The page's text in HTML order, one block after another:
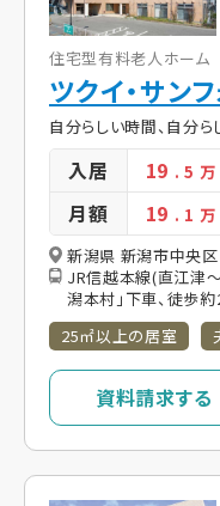
住宅型有料老人ホーム
ツクイ・サン
自分らしい時間、自分ら
入居 19 . 5
月額 19 . 1
新潟県 新潟市中央
JR信越本線(直江津
潟本村」下車、徒歩
25㎡以上の居室
資料請求する